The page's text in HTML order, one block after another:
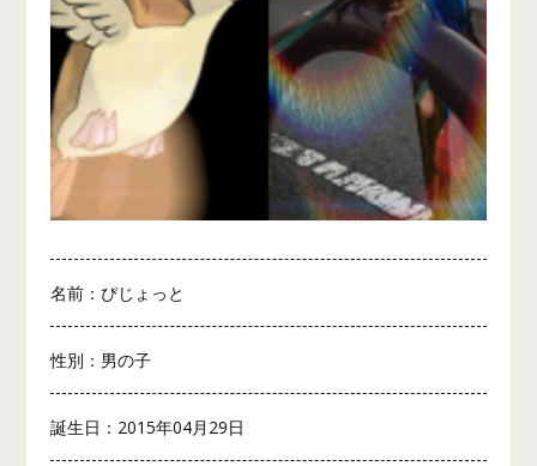
名前：ぴじょっと
性別：男の子
誕生日：2015年04月29日